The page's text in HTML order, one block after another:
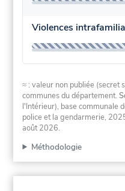
Violences
≈ : valeur non publiée (secret
communes du département.
l'Intérieur), base communale
police et la gendarmerie,
août 2026.
Méthodologie